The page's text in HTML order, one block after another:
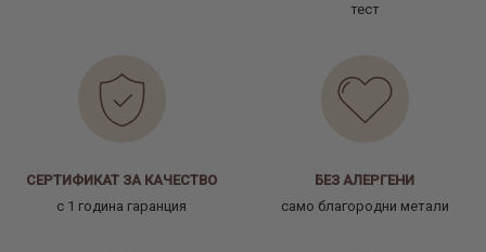
тест
СЕРТИФИКАТ ЗА КАЧЕСТВО
с 1 година гаранция
БЕЗ АЛЕРГЕНИ
само благородни метали